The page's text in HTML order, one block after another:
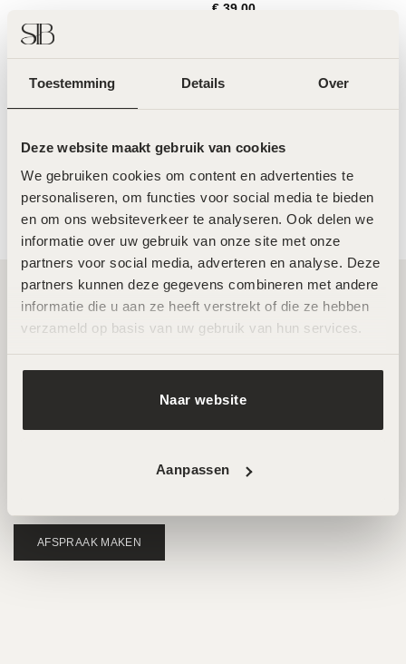
Toestemming Details Over
Deze website maakt gebruik van cookies
We gebruiken cookies om content en advertenties te
personaliseren, om functies voor social media te bieden
en om ons websiteverkeer te analyseren. Ook delen we
informatie over uw gebruik van onze site met onze
partners voor social media, adverteren en analyse. Deze
partners kunnen deze gegevens combineren met andere
informatie die u aan ze heeft verstrekt of die ze hebben
verzameld op basis van uw gebruik van hun services.
Naar website
Aanpassen
€39,00
LABAREAU The Discovery Kit
175,00
LABAREAU The Facelift Roller
Twee toplocaties in Amsterdam Noord en
Zuid
Wij ontvangen je graag in een van onze twee
hoogwaardige salons in Amsterdam Noord en Zuid. Hier
voor huidverbetering. Beide locaties zijn goed bereikbaar
AFSPRAAK MAKEN